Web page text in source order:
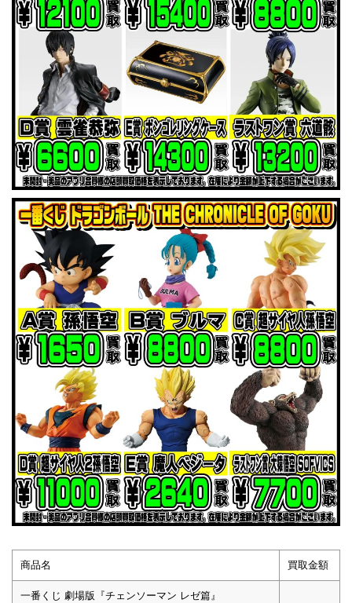
商品名 買取金額
一番くじ 劇場版『チェンソーマン レゼ篇』